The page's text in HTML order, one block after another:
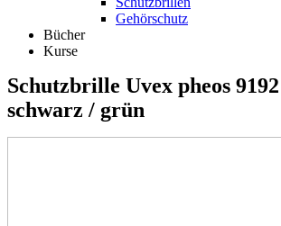
Gehörschutz
Bücher
Kurse
Schutzbrille Uvex pheos
schwarz / grün